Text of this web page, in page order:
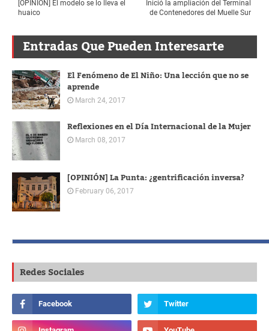
Inició la ampliación del Terminal
de Contenedores del Muelle Sur
[OPINIÓN] El modelo se lo lleva el
huaico
Entradas Que Pueden Interesarte
El Fenómeno de El Niño: Una lección que no se
aprende
March 24, 2017
Reflexiones en el Día Internacional de la Mujer
March 08, 2017
[OPINIÓN] La Punta: ¿gentrificación inversa?
February 06, 2017
Redes Sociales